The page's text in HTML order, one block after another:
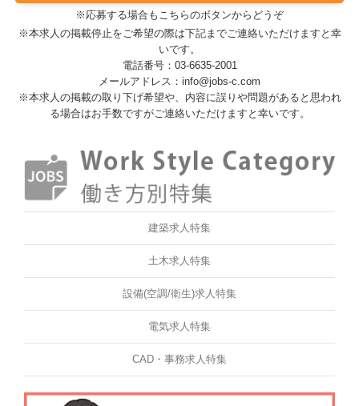
※応募する場合もこちらのボタンからどうぞ
※本求人の掲載停止をご希望の際は下記までご連絡いただけますと幸
いです。
電話番号：03-6635-2001
メールアドレス：info@jobs-c.com
※本求人の掲載の取り下げ希望や、内容に誤りや問題があると思われ
る場合はお手数ですがご連絡いただけますと幸いです。
建築求人特集
土木求人特集
設備(空調/衛生)求人特集
電気求人特集
CAD・事務求人特集